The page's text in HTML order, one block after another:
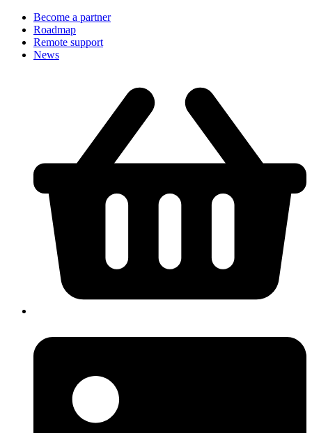
Become a partner
Roadmap
Remote support
News